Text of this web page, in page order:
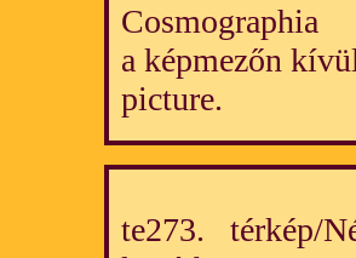
Cosmographia
a képmezőn
picture.
te273. térkép/